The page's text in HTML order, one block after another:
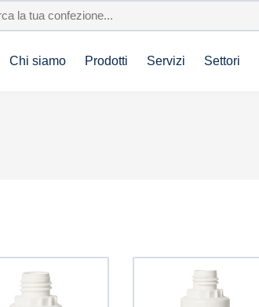
Chi siamo Prodotti Servizi Settori